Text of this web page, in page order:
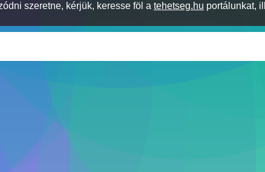
szeretne, kérjük, keresse föl a tehetseg.hu portálunkat,